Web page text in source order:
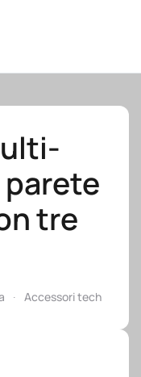
parete
tre
Accessori tech